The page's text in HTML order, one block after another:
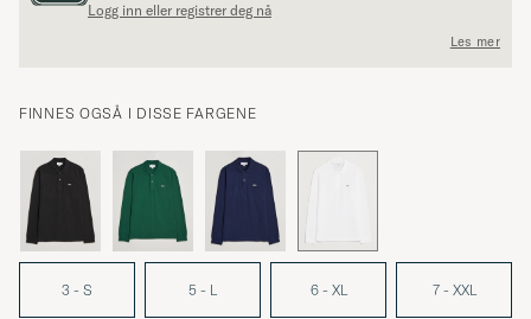
Logg inn eller registrer deg nå
Les mer
FINNES OGSÅ I DISSE FARGENE
3 - S 5 - L 6 - XL 7 - XXL